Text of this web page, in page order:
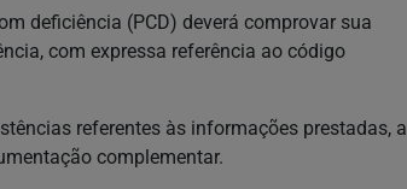
deficiência (PCD) deverá comprovar sua
com expressa referência ao código
referentes às informações prestadas, a
complementar.